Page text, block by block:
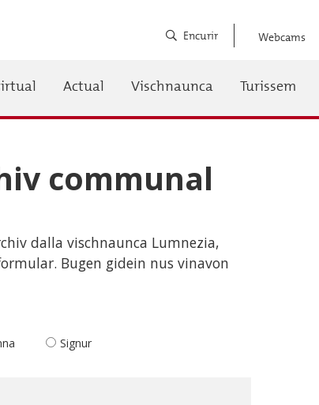
Encurir Webcams
Actual Vischnaunca Turissem
communal
dalla vischnaunca Lumnezia,
Bugen gidein nus vinavon
Signur